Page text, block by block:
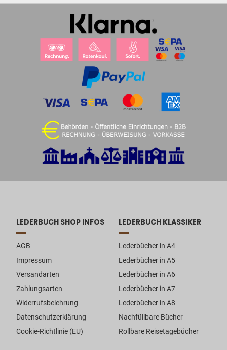
LEDERBUCH SHOP INFOS
AGB
Impressum
Versandarten
Zahlungsarten
Widerrufsbelehrung
Datenschutzerklärung
Cookie-Richtlinie (EU)
LEDERBUCH KLASSIKER
Lederbücher in A4
Lederbücher in A5
Lederbücher in A6
Lederbücher in A7
Lederbücher in A8
Nachfüllbare Bücher
Rollbare Reisetagebücher